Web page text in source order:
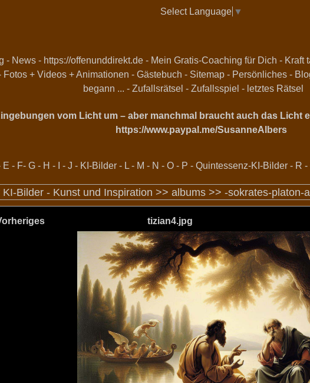
Select Language ▼
- News - https://offenunddirekt.de - Mein Gratis-Coaching für Dich - Kraft
Fotos + Videos + Animationen - Gästebuch - Sitemap- Persönliches-
begann ... - Zufallsrätsel - Zufallsspiel - letztes Rätsel
vom Licht um – aber manchmal braucht auch das Licht
https://www.paypal.me/SusanneAlbers
E - F- G - H - - J - KI-Bilder - L- M - N - O - P - Quintessenz-KI-Bilder - R -
KI-Bilder - Kunst und Inspiration >> albums>> -sokrates-platon-
tizian4.jpg